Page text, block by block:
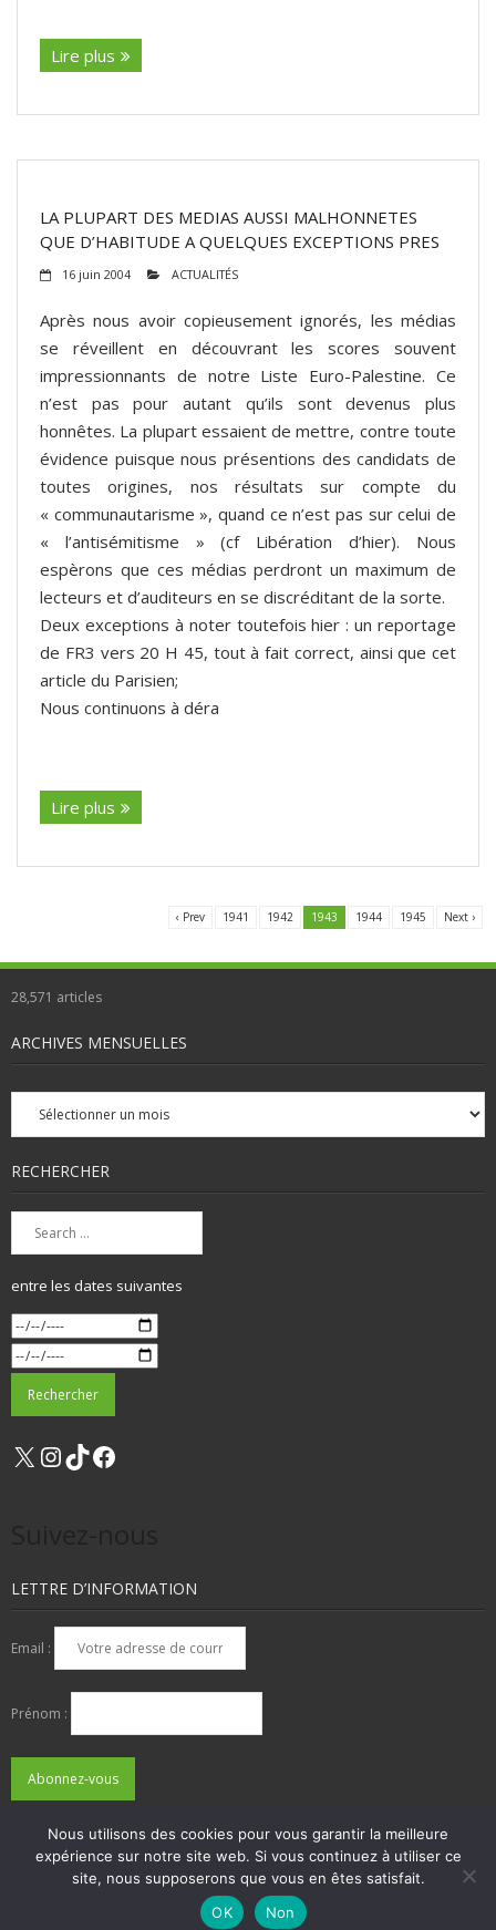
Lire plus
LA PLUPART DES MEDIAS AUSSI MALHONNETES
QUE D’HABITUDE A QUELQUES EXCEPTIONS PRES
16 juin 2004 ACTUALITÉS
Après nous avoir copieusement ignorés, les médias
se réveillent en découvrant les scores souvent
impressionnants de notre Liste Euro-Palestine. Ce
n’est pas pour autant qu’ils sont devenus plus
honnêtes. La plupart essaient de mettre, contre toute
évidence puisque nous présentions des candidats de
toutes origines, nos résultats sur compte du
« communautarisme », quand ce n’est pas sur celui de
« l’antisémitisme » (cf Libération d’hier). Nous
espèrons que ces médias perdront un maximum de
lecteurs et d’auditeurs en se discréditant de la sorte.
Deux exceptions à noter toutefois hier : un reportage
de FR3 vers 20 H 45, tout à fait correct, ainsi que cet
article du Parisien;
Nous continuons à déra
Lire plus
‹ Prev 1941 1942 1943 1944 1945 Next ›
28,571 articles
ARCHIVES MENSUELLES
Archives
mensuelles
RECHERCHER
entre les dates suivantes
X Instagram
TikTok
LETTRE D’INFORMATION
Email :
Prénom :
ADHÉSIONS, DONS, CONTACT
MENTIONS LÉGALES
Think Up Themes Ltd. Powered by
Nous utilisons des cookies pour vous garantir la meilleure
expérience sur notre site web. Si vous continuez à utiliser ce
site, nous supposerons que vous en êtes satisfait.
OK
Non